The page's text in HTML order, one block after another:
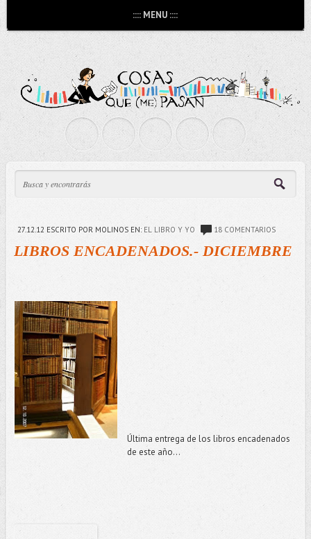
:::: MENU ::::
27.12.12 ESCRITO POR MOLINOS EN: EL LIBRO Y YO 18 COMENTARIOS
LIBROS ENCADENADOS.- DICIEMBRE
Última entrega de los libros encadenados
de este año…